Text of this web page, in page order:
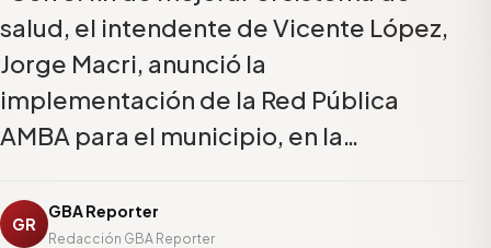
salud, el intendente de Vicente López,
Jorge Macri, anunció la
implementación de la Red Pública
AMBA para el municipio, en la…
GR
GBA Reporter
Redacción GBA Reporter